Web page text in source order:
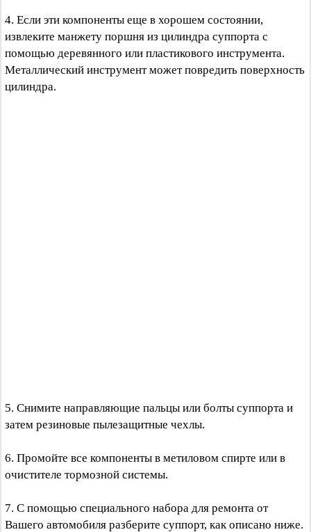
4. Если эти компоненты еще в хорошем состоянии,
извлеките манжету поршня из цилиндра суппорта с
помощью деревянного или пластикового инструмента.
Металлический инструмент может повредить поверхность
цилиндра.
5. Снимите направляющие пальцы или болты суппорта и
затем резиновые пылезащитные чехлы.
6. Промойте все компоненты в метиловом спирте или в
очистителе тормозной системы.
7. С помощью специального набора для ремонта от
Вашего автомобиля разберите суппорт, как описано ниже.